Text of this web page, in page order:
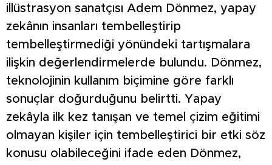
illüstrasyon sanatçısı Adem Dönmez, yapay
zekânın insanları tembelleştirip
tembelleştirmediği yönündeki tartışmalara
ilişkin değerlendirmelerde bulundu. Dönmez,
teknolojinin kullanım biçimine göre farklı
sonuçlar doğurduğunu belirtti. Yapay
zekâyla ilk kez tanışan ve temel çizim eğitimi
olmayan kişiler için tembelleştirici bir etki söz
konusu olabileceğini ifade eden Dönmez,